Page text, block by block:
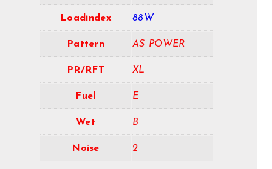
Loadindex 88W
Pattern AS POWER
PR/RFT XL
Fuel E
Wet B
Noise 2